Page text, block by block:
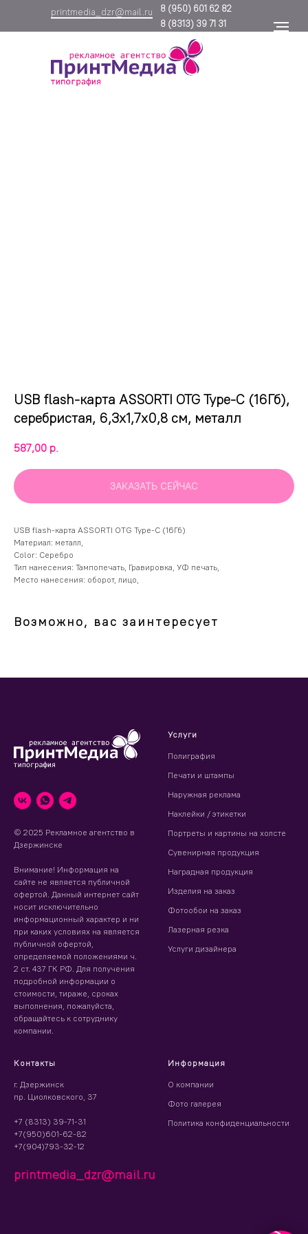
8 (950) 601 62 82
printmedia_dzr@mail.ru
8 (8313) 39 71 31
USB flash-карта ASSORTI OTG Type-C (16Гб),
серебристая, 6,3х1,7х0,8 см, металл
587,00 р.
ЗАКАЗАТЬ СЕЙЧАС
USB flash-карта ASSORTI OTG Type-C (16Гб)
Материал: металл,
Color: Серебро
Тип нанесения: Тампопечать, Гравировка, УФ печать,
Место нанесения: оборот, лицо,
Возможно, вас заинтересует
© 2025 Рекламное агентство в
Дзержинске
Внимание! Информация на
сайте не является публичной
офертой. Данный интернет сайт
носит исключительно
информационный характер и ни
при каких условиях на является
публичной офертой,
определяемой положениями ч.
2 ст. 437 ГК РФ. Для получения
подробной информации о
стоимости, тираже, сроках
выполнения, пожалуйста,
обращайтесь к сотруднику
компании.
Услуги
Полиграфия
Печати и штампы
Наружная реклама
Наклейки / этикетки
Портреты и картины на холсте
Сувенирная продукция
Наградная продукция
Изделия на заказ
Фотообои на заказ
Лазерная резка
Услуги дизайнера
Контакты
г. Дзержинск
пр. Циолковского, 37
+7 (8313) 39-71-31
+7(950)601-62-82
+7(904)793-32-12
printmedia_dzr@mail.ru
Информация
О компании
Фото галерея
Политика конфиденциальности